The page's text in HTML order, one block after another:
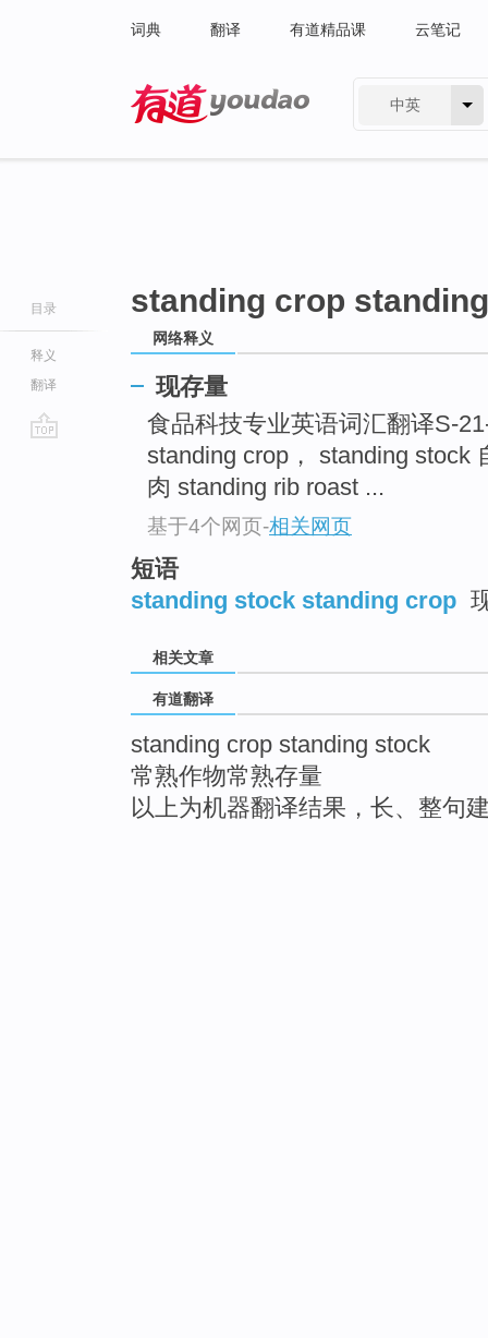
词典 翻译 有道精品课 云笔记
中英
目录
释义
翻译
standing crop
网络释义
现存量
食品科技专业英语词汇翻译S-
standing crop， standing stock
肉 standing rib roast ...
基于4个网页-相关网页
短语
standing stock standing crop
相关文章
有道翻译
standing crop standing stock
常熟作物常熟存量
以上为机器翻译结果，长、整句